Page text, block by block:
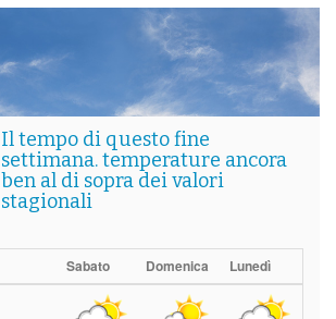
Il tempo di questo fine
settimana. temperature ancora
ben al di sopra dei valori
stagionali
Sabato Domenica Lunedì